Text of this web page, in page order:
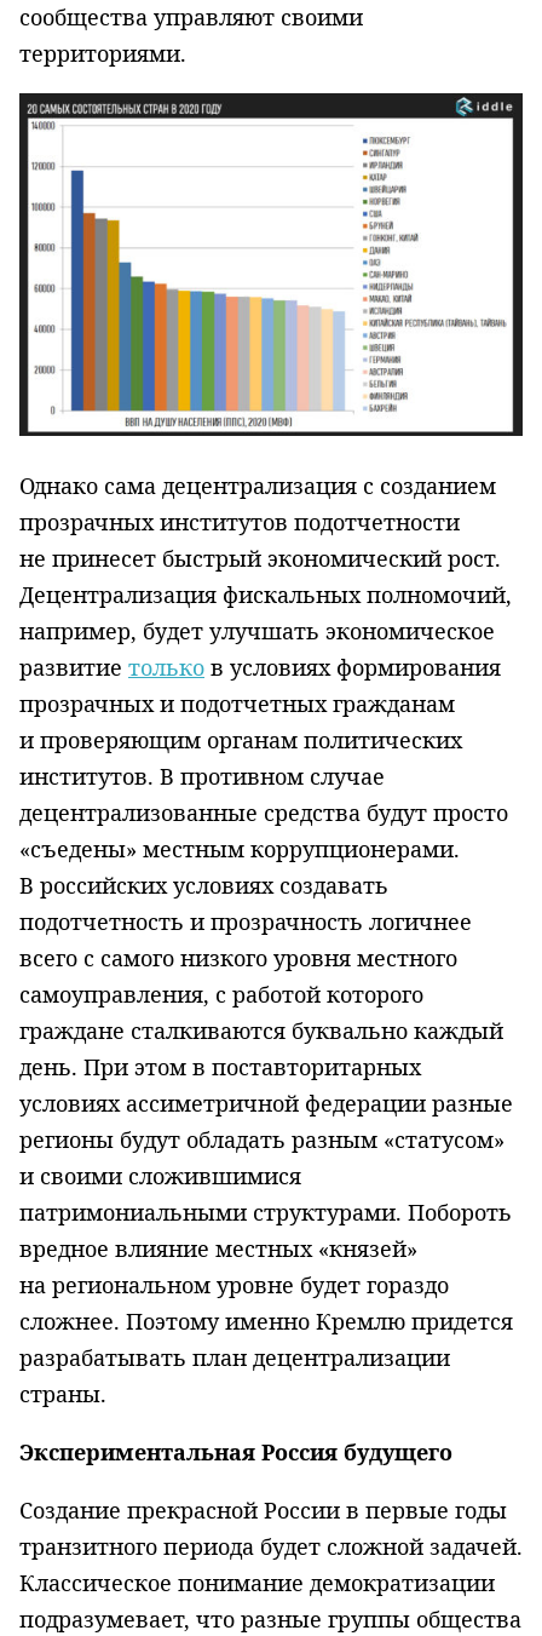
сообщества управляют своими
территориями.
Однако сама децентрализация с созданием
прозрачных институтов подотчетности
не принесет быстрый экономический рост.
Децентрализация фискальных полномочий,
например, будет улучшать экономическое
развитие только в условиях формирования
прозрачных и подотчетных гражданам
и проверяющим органам политических
институтов. В противном случае
децентрализованные средства будут просто
«съедены» местным коррупционерами.
В российских условиях создавать
подотчетность и прозрачность логичнее
всего с самого низкого уровня местного
самоуправления, с работой которого
граждане сталкиваются буквально каждый
день. При этом в поставторитарных
условиях ассиметричной федерации разные
регионы будут обладать разным «статусом»
и своими сложившимися
патримониальными структурами. Побороть
вредное влияние местных «князей»
на региональном уровне будет гораздо
сложнее. Поэтому именно Кремлю придется
разрабатывать план децентрализации
страны.
Экспериментальная Россия будущего
Создание прекрасной России в первые годы
транзитного периода будет сложной задачей.
Классическое понимание демократизации
подразумевает, что разные группы общества